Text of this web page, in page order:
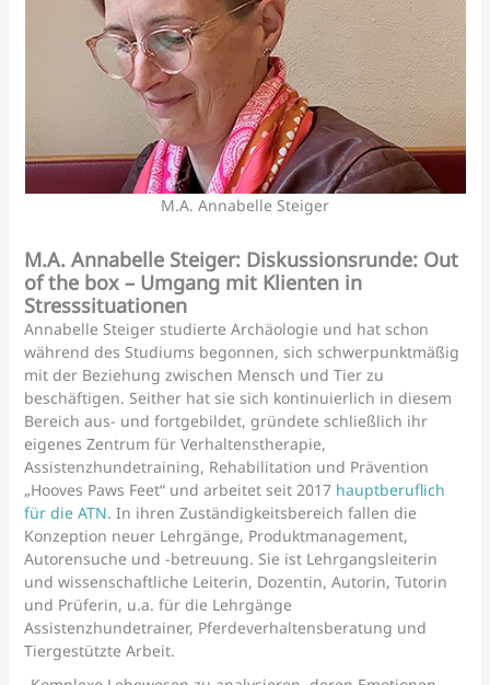
M.A. Annabelle Steiger
M.A. Annabelle Steiger: Diskussionsrunde: Out
of the box – Umgang mit Klienten in
Stresssituationen
Annabelle Steiger studierte Archäologie und hat schon
während des Studiums begonnen, sich schwerpunktmäßig
mit der Beziehung zwischen Mensch und Tier zu
beschäftigen. Seither hat sie sich kontinuierlich in diesem
Bereich aus- und fortgebildet, gründete schließlich ihr
eigenes Zentrum für Verhaltenstherapie,
Assistenzhundetraining, Rehabilitation und Prävention
„Hooves Paws Feet“ und arbeitet seit 2017 hauptberuflich
für die ATN. In ihren Zuständigkeitsbereich fallen die
Konzeption neuer Lehrgänge, Produktmanagement,
Autorensuche und -betreuung. Sie ist Lehrgangsleiterin
und wissenschaftliche Leiterin, Dozentin, Autorin, Tutorin
und Prüferin, u.a. für die Lehrgänge
Assistenzhundetrainer, Pferdeverhaltensberatung und
Tiergestützte Arbeit.